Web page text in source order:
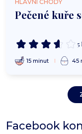
HLAVNÍ CHODY
Pečené kuře
5
15 minut 45
Facebook